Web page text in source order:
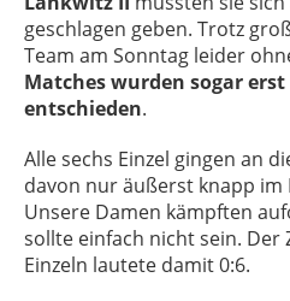
geschlagen geben. Trotz
Team am Sonntag leider
Matches wurden sogar
entschieden.
Alle sechs Einzel gingen an
davon nur äußerst knapp im
Unsere Damen kämpften
sollte einfach nicht sein. Der
Einzeln lautete damit 0:6.